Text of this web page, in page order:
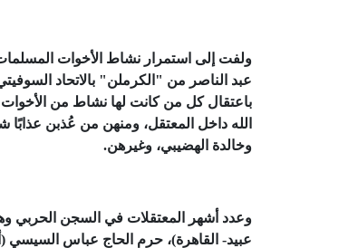
عبد الناصر من "الكرملن" بالاتحاد
الله داخل المعتقل، ومنهن من عُذبن
وخالدة الهضيبي، وغيرهن.
وعدد أشهر المعتقلات في السجن الحربي
عبيد- القاهرة)، حرم الحاج عباس السيسي